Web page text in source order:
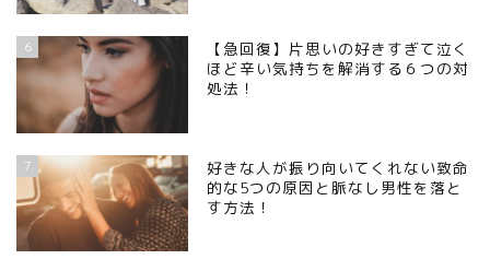
6
【急回復】片思いの好きすぎて泣く
ほど辛い気持ちを解消する６つの対
処法！
7
好きな人が振り向いてくれない致命
的な5つの原因と脈なし男性を落と
す方法！